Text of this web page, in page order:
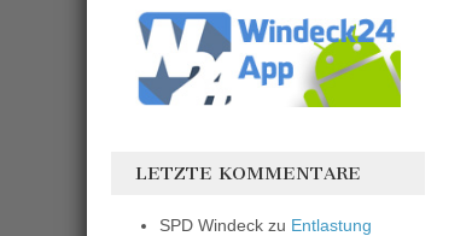
LETZTE KOMMENTARE
SPD Windeck zu Entlastung